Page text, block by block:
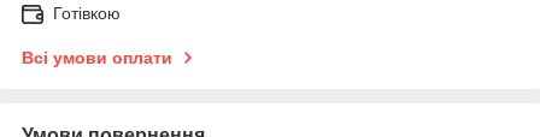
Готівкою
Всі умови оплати